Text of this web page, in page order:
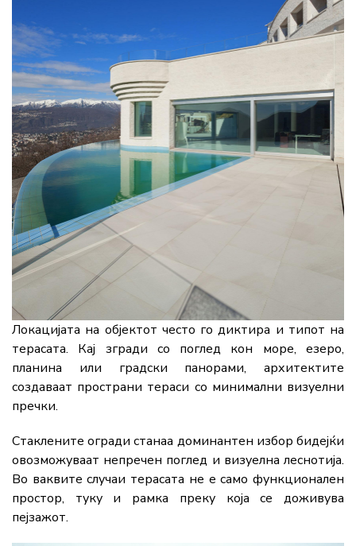
Локацијата на објектот често го диктира и типот на
терасата. Кај згради со поглед кон море, езеро,
планина или градски панорами, архитектите
создаваат пространи тераси со минимални визуелни
пречки.
Стаклените огради станаа доминантен избор бидејќи
овозможуваат непречен поглед и визуелна леснотија.
Во ваквите случаи терасата не е само функционален
простор, туку и рамка преку која се доживува
пејзажот.